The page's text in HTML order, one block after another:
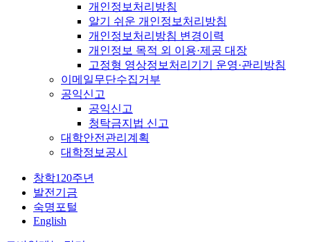
개인정보처리방침
알기 쉬운 개인정보처리방침
개인정보처리방침 변경이력
개인정보 목적 외 이용·제공 대장
고정형 영상정보처리기기 운영·관리방침
이메일무단수집거부
공익신고
공익신고
청탁금지법 신고
대학안전관리계획
대학정보공시
창학120주년
발전기금
숙명포털
English